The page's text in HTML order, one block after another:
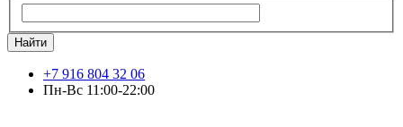
Найти
+7 916 804 32 06
Пн-Вс 11:00-22:00